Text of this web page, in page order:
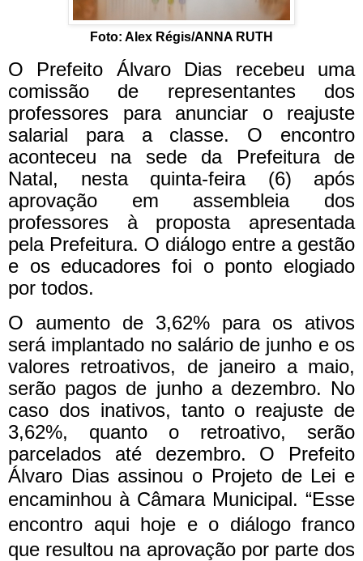
Foto: Alex Régis/ANNA RUTH
O Prefeito Álvaro Dias recebeu uma
comissão de representantes dos
professores para anunciar o reajuste
salarial para a classe. O encontro
aconteceu na sede da Prefeitura de
Natal, nesta quinta-feira (6) após
aprovação em assembleia dos
professores à proposta apresentada
pela Prefeitura. O diálogo entre a gestão
e os educadores foi o ponto elogiado
por todos.
O aumento de 3,62% para os ativos
será implantado no salário de junho e os
valores retroativos, de janeiro a maio,
serão pagos de junho a dezembro. No
caso dos inativos, tanto o reajuste de
3,62%, quanto o retroativo, serão
parcelados até dezembro. O Prefeito
Álvaro Dias assinou o Projeto de Lei e
encaminhou à Câmara Municipal. “Esse
encontro aqui hoje e o diálogo franco
que resultou na aprovação por parte dos